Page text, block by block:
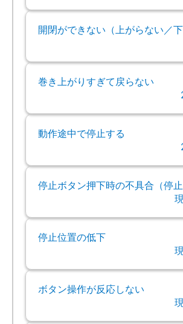
開閉ができない（上がらない／下
巻き上がりすぎて戻らない
動作途中で停止する
停止ボタン押下時の不具合（停止
停止位置の低下
ボタン操作が反応しない